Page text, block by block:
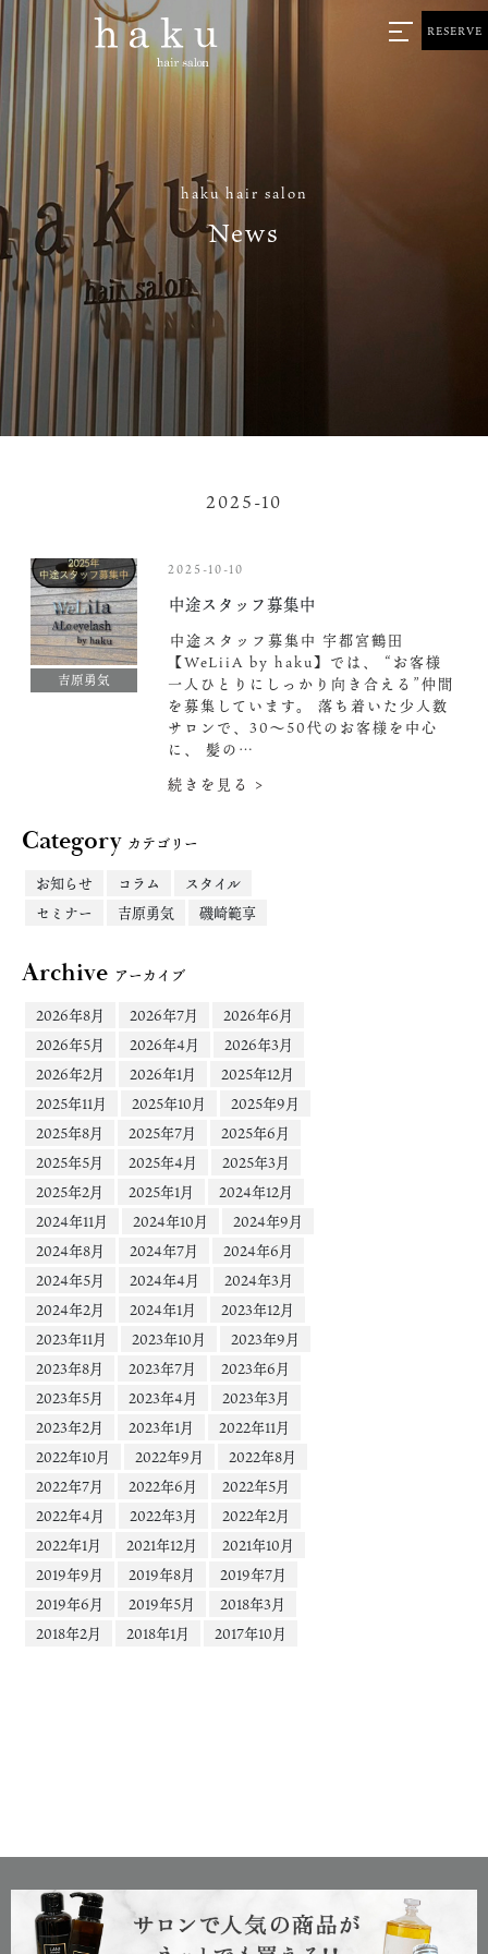
haku hair salon
News
RESERVE
2025-10
吉原勇気
2025-10-10
️中途スタッフ募集中️
️中途スタッフ募集中️ 宇都宮鶴田
【WeLiiA by haku】では、 “お客様
一人ひとりにしっかり向き合える”仲間
を募集しています。 落ち着いた少人数
サロンで、30〜50代のお客様を中心
に、 髪の…
続きを見る >
Categoryカテゴリー
お知らせ
コラム
スタイル
セミナー
吉原勇気 磯崎範享
Archive アーカイブ
2026年8月
2026年7月
2026年6月
2026年5月
2026年4月
2026年3月
2026年2月
2026年1月
2025年12月
2025年11月
2025年10月
2025年9月
2025年8月
2025年7月
2025年6月
2025年5月
2025年4月
2025年3月
2025年2月
2025年1月
2024年12月
2024年11月
2024年10月
2024年9月
2024年8月
2024年7月
2024年6月
2024年5月
2024年4月
2024年3月
2024年2月
2024年1月
2023年12月
2023年11月
2023年10月
2023年9月
2023年8月
2023年7月
2023年6月
2023年5月
2023年4月
2023年3月
2023年2月
2023年1月
2022年11月
2022年10月
2022年9月
2022年8月
2022年7月
2022年6月
2022年5月
2022年4月
2022年3月
2022年2月
2022年1月
2021年12月
2021年10月
2019年9月
2019年8月
2019年7月
2019年6月
2019年5月
2018年3月
2018年2月
2018年1月 2017年10月